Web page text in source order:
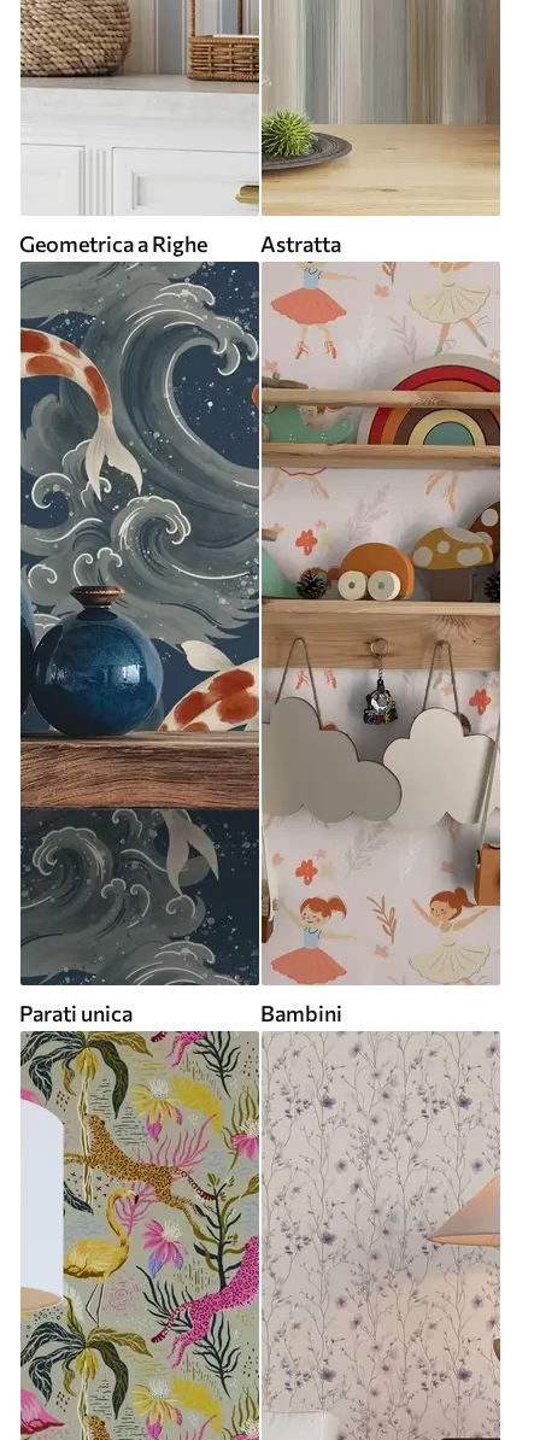
Geometrica a Righe Astratta
Parati unica Bambini